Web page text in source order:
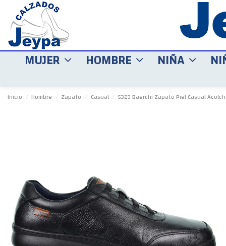
MUJER HOMBRE NIÑA
Inicio Hombre Zapato Casual 5323 Baerchi Zapato Piel Casual